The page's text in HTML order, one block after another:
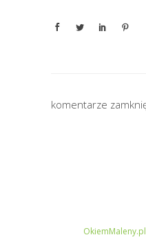
komentarze
OkiemMaleny.pl